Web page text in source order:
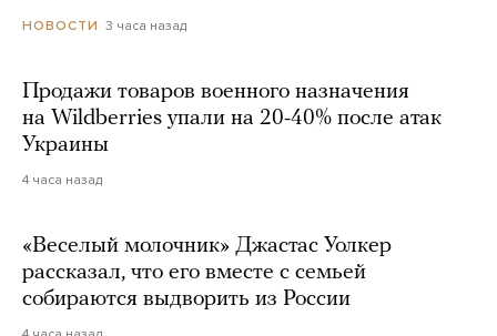
НОВОСТИ 3 часа назад
Продажи товаров военного назначения
на Wildberries упали на 20-40% после атак
Украины
4 часа назад
«Веселый молочник» Джастас Уолкер
рассказал, что его вместе с семьей
собираются выдворить из России